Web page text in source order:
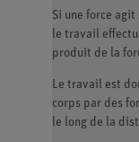
Si une force
le travail
produit de la
Le travail est
corps par des
le long de la